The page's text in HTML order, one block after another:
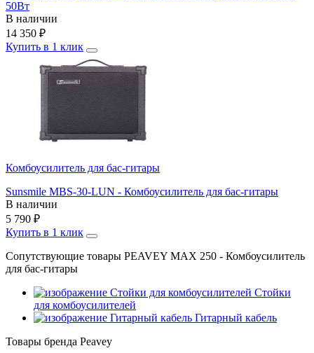
50Вт
В наличии
14 350 ₽
Купить в 1 клик
Комбоусилитель для бас-гитары
Sunsmile MBS-30-LUN - Комбоусилитель для бас-гитары
В наличии
5 790 ₽
Купить в 1 клик
Сопутствующие товары PEAVEY MAX 250 - Комбоусилитель
для бас-гитары
Стойки
для комбоусилителей
Гитарный кабель
Товары бренда Peavey